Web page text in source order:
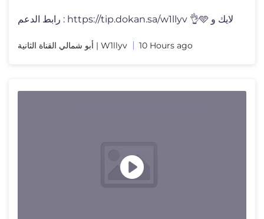
رابط الدعم : https://tip.dokan.sa/w1llyv 👌🩵 لايك و
أبو شمالي القناة الثانية | W1llyv 10 Hours ago